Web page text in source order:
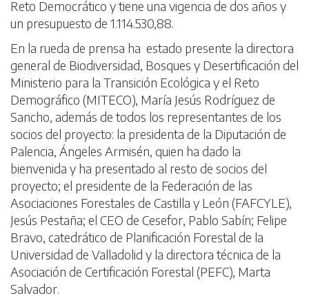
Reto Democrático y tiene una vigencia de dos años y
un presupuesto de 1.114.530,88.
En la rueda de prensa ha estado presente la directora
general de Biodiversidad, Bosques y Desertificación del
Ministerio para la Transición Ecológica y el Reto
Demográfico (MITECO), María Jesús Rodríguez de
Sancho, además de todos los representantes de los
socios del proyecto: la presidenta de la Diputación de
Palencia, Ángeles Armisén, quien ha dado la
bienvenida y ha presentado al resto de socios del
proyecto; el presidente de la Federación de las
Asociaciones Forestales de Castilla y León (FAFCYLE),
Jesús Pestaña; el CEO de Cesefor, Pablo Sabín; Felipe
Bravo, catedrático de Planificación Forestal de la
Universidad de Valladolid y la directora técnica de la
Asociación de Certificación Forestal (PEFC), Marta
Salvador.